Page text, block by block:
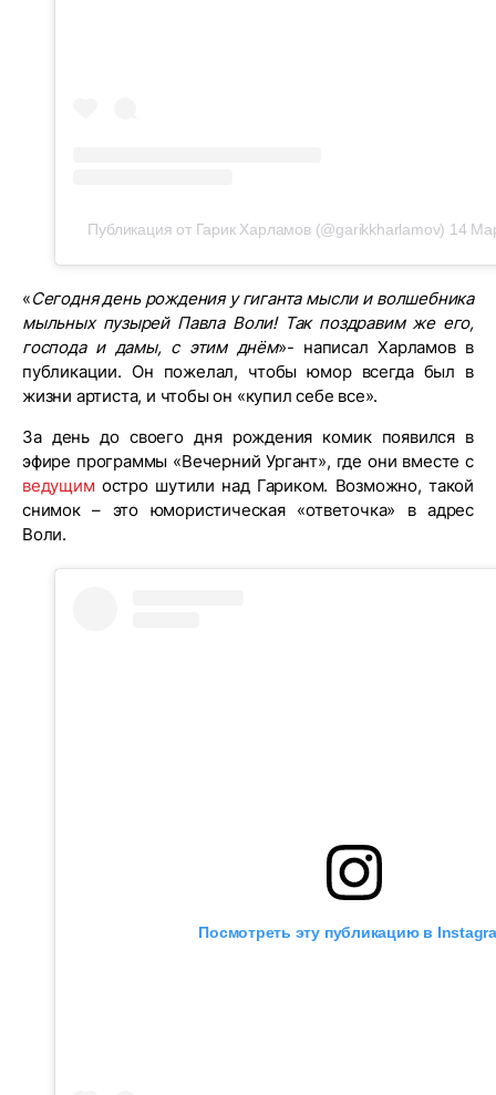
Публикация от Гарик Харламов (@garikkharlamov) 14
«Сегодня день рождения у гиганта мысли и волшебника
мыльных пузырей Павла Воли! Так поздравим же его,
господа и дамы, с этим днём»- написал Харламов в
публикации. Он пожелал, чтобы юмор всегда был в
жизни артиста, и чтобы он «купил себе все».
За день до своего дня рождения комик появился в
эфире программы «Вечерний Ургант», где они вместе с
ведущим остро шутили над Гариком. Возможно, такой
снимок – это юмористическая «ответочка» в адрес
Воли.
Посмотреть эту публикацию в